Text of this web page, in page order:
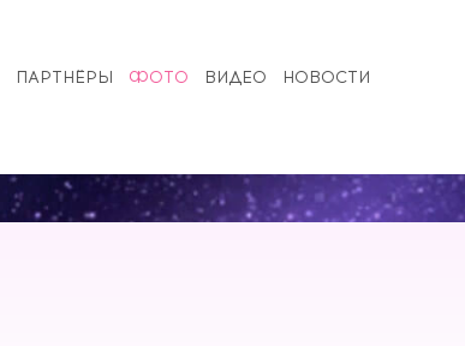
ПАРТНЁРЫ ФОТО ВИДЕО
НОВОСТИ